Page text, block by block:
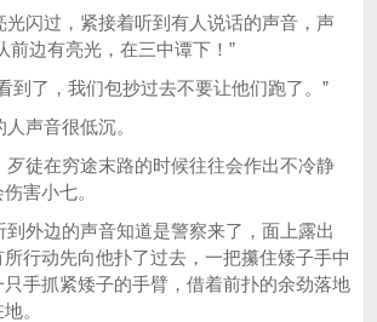
光闪过，紧接着听到有人说话的声音，声
前边有亮光，在三中谭下！”
到了，我们包抄过去不要让他们跑了。”
声音很低沉。
歹徒在穷途末路的时候往往会作出不冷静
害小七。
到外边的声音知道是警察来了，面上露出
行动先向他扑了过去，一把攥住矮子手中
手抓紧矮子的手臂，借着前扑的余劲落地
。